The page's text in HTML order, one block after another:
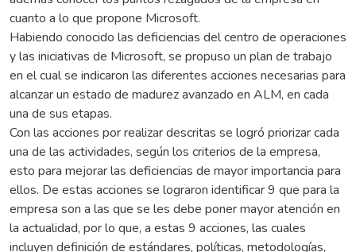
cuanto a lo que propone Microsoft.
Habiendo conocido las deficiencias del centro de operaciones
y las iniciativas de Microsoft, se propuso un plan de trabajo
en el cual se indicaron las diferentes acciones necesarias para
alcanzar un estado de madurez avanzado en ALM, en cada
una de sus etapas.
Con las acciones por realizar descritas se logró priorizar cada
una de las actividades, según los criterios de la empresa,
esto para mejorar las deficiencias de mayor importancia para
ellos. De estas acciones se lograron identificar 9 que para la
empresa son a las que se les debe poner mayor atención en
la actualidad, por lo que, a estas 9 acciones, las cuales
incluyen definición de estándares, políticas, metodologías,